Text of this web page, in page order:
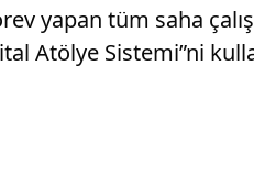
yapan tüm saha
Atölye Sistemi”ni